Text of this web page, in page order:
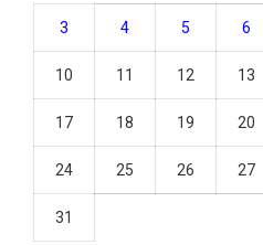
3 4 5 6
10 11 12 13
17 18 19 20
24 25 26 27
31